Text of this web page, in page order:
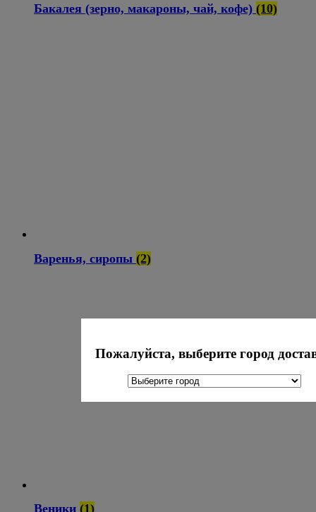
Бакалея (зерно, макароны, чай, кофе) (10)
Варенья, сиропы (2)
Веники (1)
Пожалуйста, выберите город